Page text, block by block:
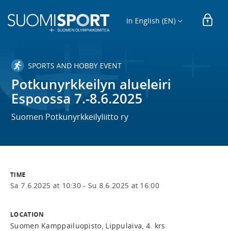
In English (EN)
SPORTS AND HOBBY EVENT
Potkunyrkkeilyn alueleiri
Espoossa 7.-8.6.2025
Suomen Potkunyrkkeilyliitto ry
TIME
Sa 7.6.2025 at 10:30 - Su 8.6.2025 at 16:00
LOCATION
Suomen Kamppailuopisto, Lippulaiva, 4. krs